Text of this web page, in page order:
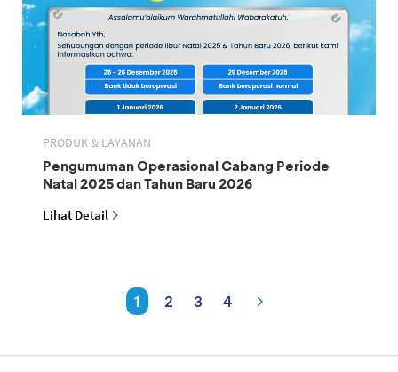
PRODUK & LAYANAN
Pengumuman Operasional Cabang Periode
Natal 2025 dan Tahun Baru 2026
Lihat Detail
1 2 3 4